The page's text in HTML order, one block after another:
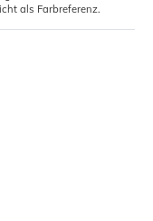
als Farbreferenz.